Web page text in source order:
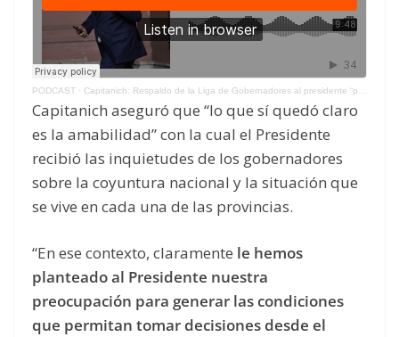
PODCAST · Capitanich: Respaldo de la Liga de Gobernadores al presidente “para la toma de decisiones”
Capitanich aseguró que “lo que sí quedó claro
es la amabilidad” con la cual el Presidente
recibió las inquietudes de los gobernadores
sobre la coyuntura nacional y la situación que
se vive en cada una de las provincias.
“En ese contexto, claramente le hemos
planteado al Presidente nuestra
preocupación para generar las condiciones
que permitan tomar decisiones desde el